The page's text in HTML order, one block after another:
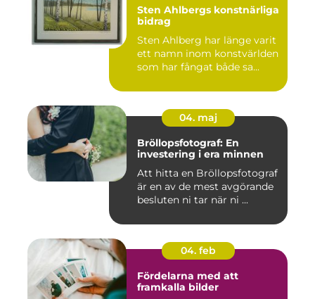
Sten Ahlbergs konstnärliga
bidrag
Sten Ahlberg har länge varit
ett namn inom konstvärlden
som har fångat både sa...
04. maj
Bröllopsfotograf: En
investering i era minnen
Att hitta en Bröllopsfotograf
är en av de mest avgörande
besluten ni tar när ni ...
04. feb
Fördelarna med att
framkalla bilder